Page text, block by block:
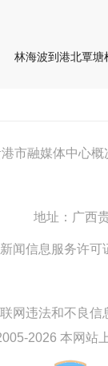
市融媒体中心概
地址：广西
闻信息服务许可
网违法和不良信
2026 本网站